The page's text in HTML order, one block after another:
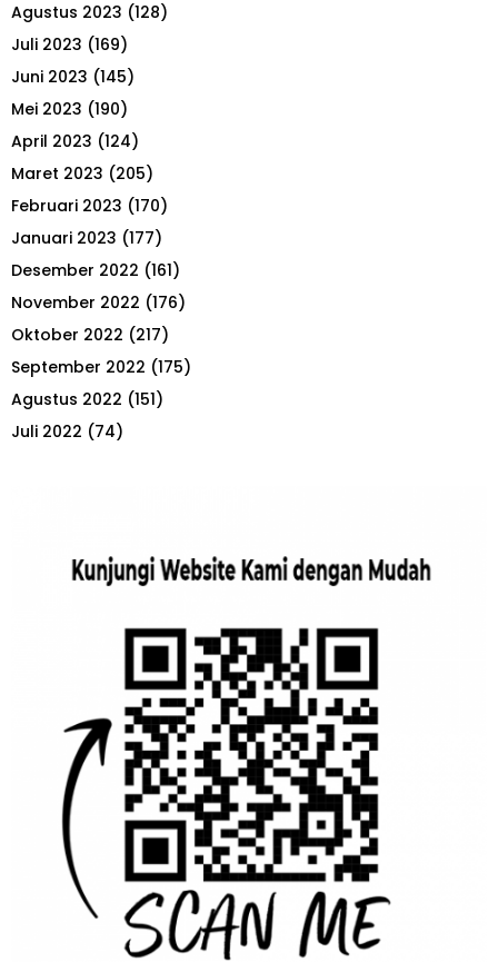
Agustus 2023 (128)
Juli 2023 (169)
Juni 2023 (145)
Mei 2023 (190)
April 2023 (124)
Maret 2023 (205)
Februari 2023 (170)
Januari 2023 (177)
Desember 2022 (161)
November 2022 (176)
Oktober 2022 (217)
September 2022 (175)
Agustus 2022 (151)
Juli 2022 (74)